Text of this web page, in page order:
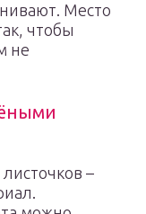
Место
чтобы
не
–